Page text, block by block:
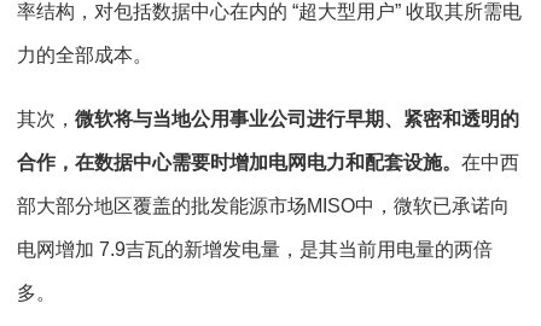
率结构，对包括数据中心在内的 “超大型用户” 收取其所需电
力的全部成本。
其次， 微软将与当地公用事业公司进行早期、紧密和透明的
合作，在数据中心需要时增加电网电力和配套设施。 在中西
部大部分地区覆盖的批发能源市场MISO中，微软已承诺向
电网增加 7.9吉瓦的新增发电量，是其当前用电量的两倍
多。